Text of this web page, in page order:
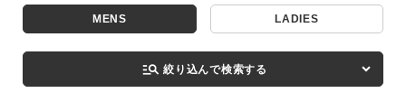
キーワード
MENS LADIES
manage_search 絞り込んで検索する